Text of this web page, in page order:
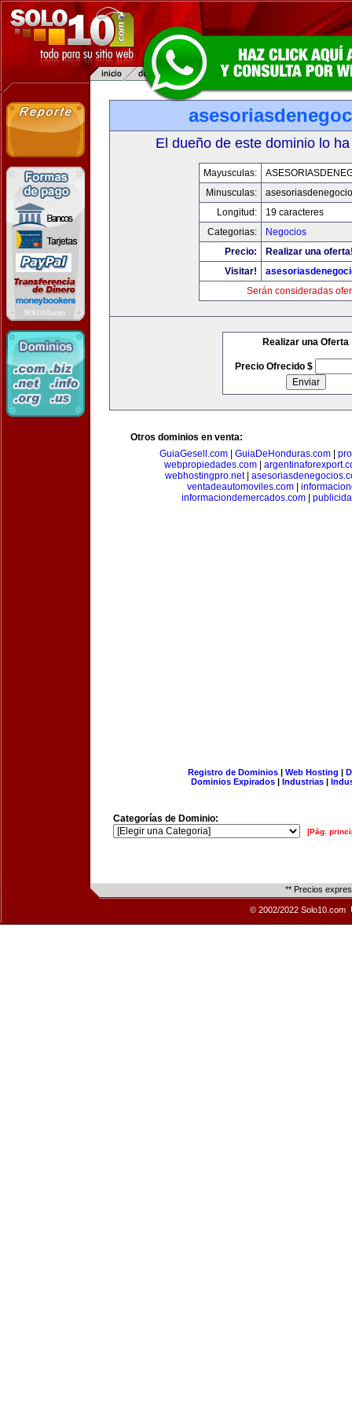
El dueño de este dominio lo
Mayusculas:
Minusculas:
Longitud:
19 caracteres
Categorias:
Negocios
Precio:
Realizar una
Visitar!
Serán consideradas
Realizar una Oferta
Precio Ofrecido $
Otros dominios en venta:
GuiaGesell.com| GuiaDeHonduras.com|
webpropiedades.com
webhostingpro.net|
ventadeautomoviles.com|
informaciondemercados.com|
Registro de Dominios| Web Hosting |
Dominios Expirados | Industrias |
Categorías de Dominio:
[Pág.
** Precios
© 2002/2022 Solo10.com